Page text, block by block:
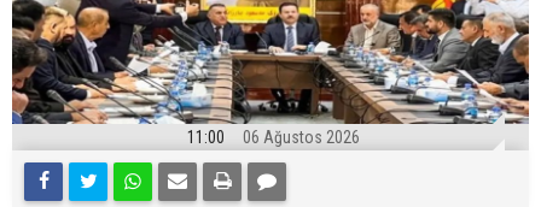
11:00 06 Ağustos 2026